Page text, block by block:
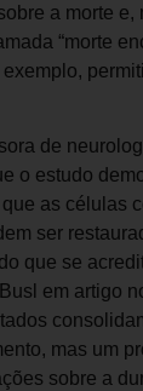
a morte e,
“morte
de
o estudo
as células
ser
que se
em artigo
mas um
sobre a